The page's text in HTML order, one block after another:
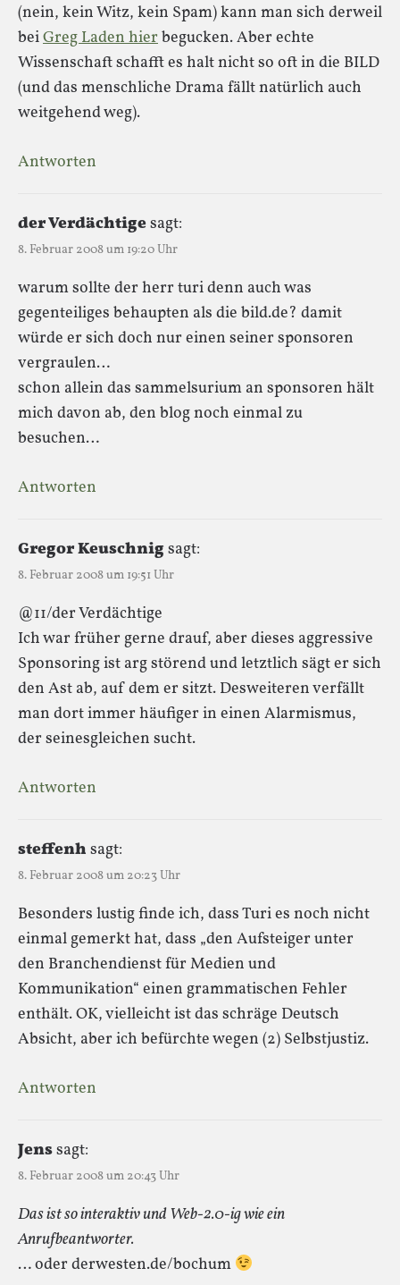
(nein, kein Witz, kein Spam) kann man sich derweil
beiGreg Laden hierbegucken. Aber echte
Wissenschaft schafft es halt nicht so oft in die BILD
(und das menschliche Drama fällt natürlich auch
weitgehend weg).
Antworten
der Verdächtigesagt:
8. Februar 2008 um 19:20 Uhr
warum sollte der herr turi denn auch was
gegenteiliges behaupten als die bild.de? damit
würde er sich doch nur einen seiner sponsoren
vergraulen…
schon allein das sammelsurium an sponsoren hält
mich davon ab, den blog noch einmal zu
besuchen…
Antworten
Gregor Keuschnigsagt:
8. Februar 2008 um 19:51 Uhr
@11/der Verdächtige
Ich war früher gerne drauf, aber dieses aggressive
Sponsoring ist arg störend und letztlich sägt er sich
den Ast ab, auf dem er sitzt. Desweiteren verfällt
man dort immer häufiger in einen Alarmismus,
der seinesgleichen sucht.
Antworten
steffenh sagt:
8. Februar 2008 um 20:23 Uhr
Besonders lustig finde ich, dass Turi es noch nicht
einmal gemerkt hat, dass „den Aufsteiger unter
den Branchendienst für Medien und
Kommunikation“ einen grammatischen Fehler
enthält. OK, vielleicht ist das schräge Deutsch
Absicht, aber ich befürchte wegen (2) Selbstjustiz.
Antworten
Jenssagt:
8. Februar 2008 um 20:43 Uhr
Das ist so interaktiv und Web-2.0-ig wie ein
Anrufbeantworter.
… oder derwesten.de/bochum